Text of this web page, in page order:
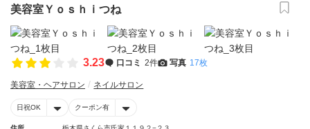
美容室Ｙｏｓｈｉつね
3.23 口コミ 2件 写真 17枚
美容室・ヘアサロン ネイルサロン
日祝OK クーポン有